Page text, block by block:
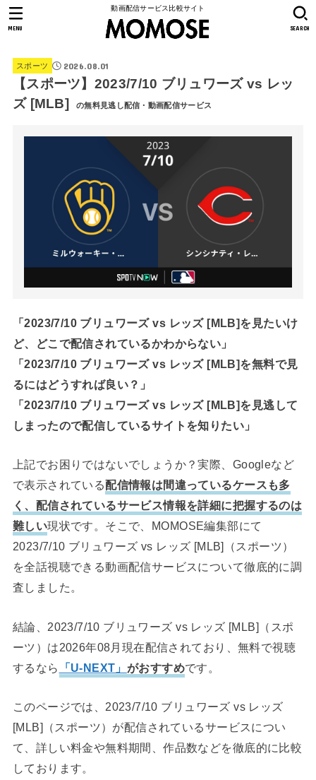
動画配信サービス比較サイト
SEARCH
MENU
スポーツ 2026.08.01
【スポーツ】2023/7/10 ブリュワーズ vs レッ
ズ [MLB]
の無料見逃し配信・動画配信サービス
「2023/7/10 ブリュワーズ vs レッズ [MLB]を見たいけ
ど、どこで配信されているかわからない」
「2023/7/10 ブリュワーズ vs レッズ [MLB]を無料で見
るにはどうすれば良い？」
「2023/7/10 ブリュワーズ vs レッズ [MLB]を見逃して
しまったので配信しているサイトを知りたい」
上記でお困りではないでしょうか？実際、Googleなど
で表示されている配信情報は間違っているケースも多
く、配信されているサービス情報を詳細に把握するのは
難しい現状です。そこで、MOMOSE編集部にて
2023/7/10 ブリュワーズ vs レッズ [MLB]（スポーツ）
を全話視聴できる動画配信サービスについて徹底的に調
査しました。
結論、2023/7/10 ブリュワーズ vs レッズ [MLB]（スポ
ーツ）は2026年08月現在配信されており、無料で視聴
するなら
「U-NEXT」 がおすすめです。
このページでは、2023/7/10 ブリュワーズ vs レッズ
[MLB]（スポーツ）が配信されているサービスについ
て、詳しい料金や無料期間、作品数などを徹底的に比較
しております。